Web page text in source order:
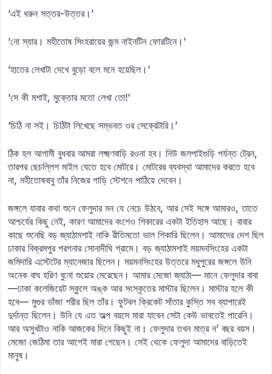
‘এই ধরুন সত্তর-উত্তর।’
‘নো স্যার। মহীতোষ সিংহরায়ের জন্ম নাইনটিন ফোরটিনে।’
‘হাতের লেখাটা দেখে বুড়ো বলে মনে হয়েছিল।’
‘সে কী মশাই, মুক্তোর মতো লেখা তো!’
‘চিঠি না সই। চিঠিটা লিখেছে সম্ভবত ওর সেক্রেটারি।’
ঠিক হল আগামী বুধবার আমরা লক্ষ্মণবাড়ি রওনা হব। নিউ জলপাইগুড়ি পর্যন্ত ট্রেন,
তারপর ছেচল্লিশ মাইল যেতে হবে মোটরে। মোটরের ব্যবস্থা আমাদের করতে হবে
না, মহীতোষবাবু তাঁর নিজের গাড়ি স্টেশনে পাঠিয়ে দেবেন।
জঙ্গলে যাবার কথা শুনে ফেলুদার মন যে নেচে উঠবে, আর সেই সঙ্গে আমারও, তাতে
আশ্চর্যের কিছু নেই, কারণ আমাদের বংশেও শিকারের একটা ইতিহাস আছে। বাবার
কাছে শুনেছি বড় জ্যাঠামশাই নাকি রীতিমতো ভাল শিকারি ছিলেন। আমাদের দেশ ছিল
ঢাকার বিক্রমপুর পরগনার সোনাদীঘি গ্রামে। বড় জ্যাঠামশাই ময়মনসিংহের একটা
জমিদারি এস্টেটের ম্যানেজার ছিলেন। ময়মনসিংহের উত্তরে মধুপুরের জঙ্গলে উনি
অনেক বাঘ হরিণ বুনো শুয়োর মেরেছেন। আমার মেজো জ্যাঠা— মানে ফেলুদার বাবা
—ঢাকা কলেজিয়েট স্কুলে অঙ্ক আর সংস্কৃতের মাস্টার ছিলেন। মাস্টার হলে কী
হবে— মুগুর ভাঁজা শরীর ছিল তাঁর। ফুটবল ক্রিকেট সাঁতার কুস্তি সব ব্যাপারেই
দুর্দান্ত ছিলেন। উনি যে এত অল্প বয়সে মারা যাবেন সেটা কেউ ভাবতেই পারেনি।
আর অসুখটাও নাকি আজকের দিনে কিছুই না। ফেলুদার তখন মাত্র ন’ বছর বয়স।
মেজো জেঠিমা তার আগেই মারা গেছেন। সেই থেকে ফেলুদা আমাদের বাড়িতেই
মানুষ।